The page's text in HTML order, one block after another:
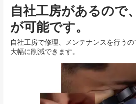
自社工房があるので、
が可能です。
自社工房で修理、メンテナンスを行う
大幅に削減できます。